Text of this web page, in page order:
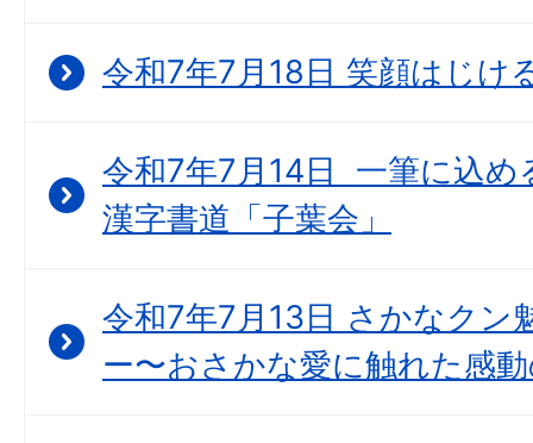
令和7年7月18日 笑顔はじけ
令和7年7月14日 一筆に込め
漢字書道「子葉会」
令和7年7月13日 さかなクン
ー〜おさかな愛に触れた感